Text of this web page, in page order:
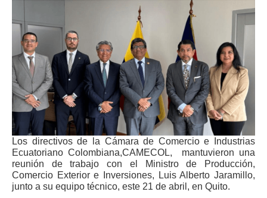
Los directivos de la Cámara de Comercio e Industrias
Ecuatoriano Colombiana,CAMECOL, mantuvieron una
reunión de trabajo con el Ministro de Producción,
Comercio Exterior e Inversiones, Luis Alberto Jaramillo,
junto a su equipo técnico, este 21 de abril, en Quito.